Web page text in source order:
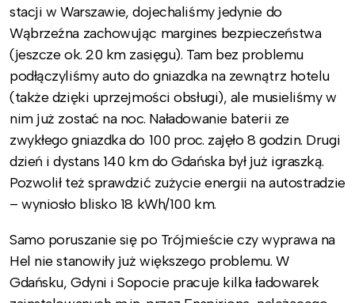
stacji w Warszawie, dojechaliśmy jedynie do
Wąbrzeźna zachowując margines bezpieczeństwa
(jeszcze ok. 20 km zasięgu). Tam bez problemu
podłączyliśmy auto do gniazdka na zewnątrz hotelu
(także dzięki uprzejmości obsługi), ale musieliśmy w
nim już zostać na noc. Naładowanie baterii ze
zwykłego gniazdka do 100 proc. zajęło 8 godzin. Drugi
dzień i dystans 140 km do Gdańska był już igraszką.
Pozwolił też sprawdzić zużycie energii na autostradzie
– wyniosło blisko 18 kWh/100 km.
Samo poruszanie się po Trójmieście czy wyprawa na
Hel nie stanowiły już większego problemu. W
Gdańsku, Gdyni i Sopocie pracuje kilka ładowarek